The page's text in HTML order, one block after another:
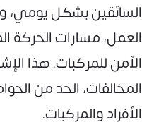
السائقين بشكل يومي،
العمل، مسارات الحركة
الآمن للمركبات. هذا
المخالفات، الحد من
الأفراد والمركبات.